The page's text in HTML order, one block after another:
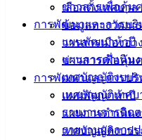
ข่าวสารเพื่อคุ้ม
การพัฒนาและการบริ
แผนพัฒนาห้าปี
แผนการดำเนิน
เทศบัญญัติงบปร
เทศบัญญัติเทศบ
รายงานการติด
รายงานผลการ
เลือกตั้งเทศบาล
ข้อมูลทางวัฒนธ
วารสารเมืองอ่า
ข่าวสารเพื่อคุ้ม
การพัฒนาและการบริ
แผนพัฒนาห้าปี
แผนการดำเนิน
เทศบัญญัติงบป
09 ม.ค. 2565 ระเบียบกระท
ประสานแผนพัฒนาพื้นที่ในร
08 ม.ค. 2565 พระราชกฤษฎี
บริหารกิจการบ้านเมืองที่ดี ฉ
เทศบาล